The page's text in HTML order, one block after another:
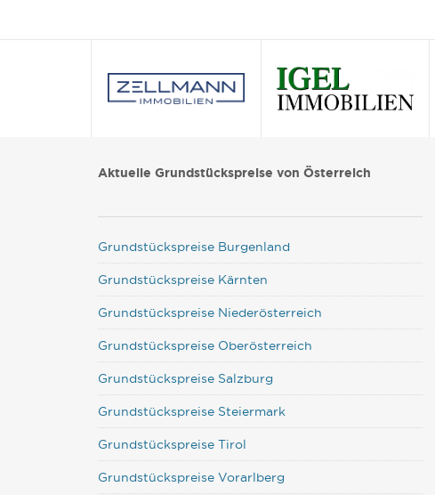
Aktuelle Grundstückspreise von Österreich
Grundstückspreise Burgenland
Grundstückspreise Kärnten
Grundstückspreise Niederösterreich
Grundstückspreise Oberösterreich
Grundstückspreise Salzburg
Grundstückspreise Steiermark
Grundstückspreise Tirol
Grundstückspreise Vorarlberg